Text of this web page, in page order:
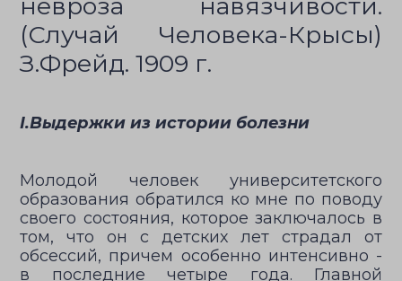
(Случай Человека-Крысы)
З.Фрейд. 1909 г.
I.Выдержки из истории болезни
Молодой человек университетского
образования обратился ко мне по поводу
своего состояния, которое заключалось в
том, что он с детских лет страдал от
обсессий, причем особенно интенсивно -
в последние четыре года. Главной